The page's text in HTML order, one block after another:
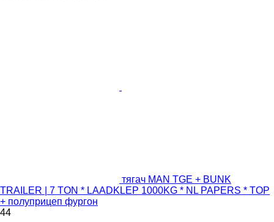
тягач MAN TGE + BUNK
TRAILER | 7 TON * LAADKLEP 1000KG * NL PAPERS * TOP
+ полуприцеп фургон
44